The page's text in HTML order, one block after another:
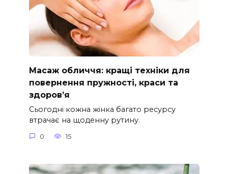
Масаж обличчя: кращі техніки для
повернення пружності, краси та
здоров’я
Сьогодні кожна жінка багато ресурсу
втрачає на щоденну рутину.
0 15